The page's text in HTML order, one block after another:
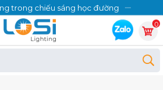
trong chiếu sáng học đường
0